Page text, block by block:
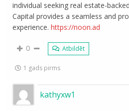
individual seeking real estate-
Capital provides a seamless and
experience.https://noon.ad
0 Atbildēt
1 gads pirms
kathyxw1